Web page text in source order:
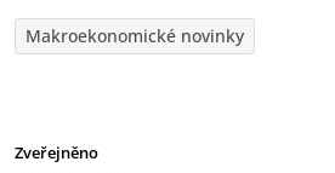
Makroekonomické novinky
Zveřejněno